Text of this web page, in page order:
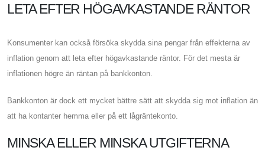
LETA EFTER HÖGAVKASTANDE RÄNTOR
Konsumenter kan också försöka skydda sina pengar från effekterna av
inflation genom att leta efter högavkastande räntor. För det mesta är
inflationen högre än räntan på bankkonton.
Bankkonton är dock ett mycket bättre sätt att skydda sig mot inflation än
att ha kontanter hemma eller på ett lågräntekonto.
MINSKA ELLER MINSKA UTGIFTERNA